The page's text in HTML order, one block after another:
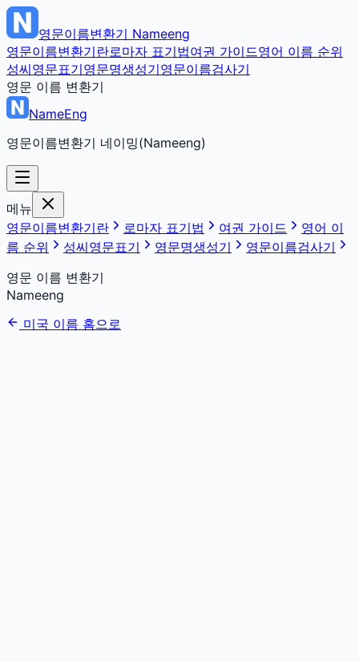
영문이름변환기 Nameeng
영문이름변환기란로마자 표기법여권 가이드영어 이름 순위
성씨영문표기영문명생성기영문이름검사기
영문 이름 변환기
NameEng
영문이름변환기 네이밍(Nameeng)
메뉴
영문이름변환기란
로마자 표기법 여권 가이드
영어 이
름 순위
성씨영문표기 영문명생성기
영문이름검사기
영문 이름 변환기
Nameeng
미국 이름 홈으로